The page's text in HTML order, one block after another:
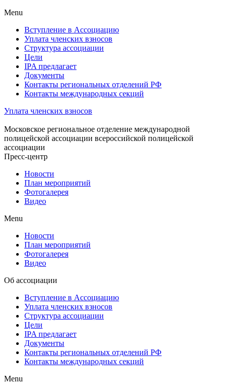
Menu
Вступление в Ассоциацию
Уплата членских взносов
Структура ассоциации
Цели
IPA предлагает
Документы
Контакты региональных отделений РФ
Контакты международных секций
Уплата членских взносов
Московское региональное отделение международной
полицейской ассоциации всероссийской полицейской
ассоциации
Пресс-центр
Новости
План мероприятий
Фотогалерея
Видео
Menu
Новости
План мероприятий
Фотогалерея
Видео
Об ассоциации
Вступление в Ассоциацию
Уплата членских взносов
Структура ассоциации
Цели
IPA предлагает
Документы
Контакты региональных отделений РФ
Контакты международных секций
Menu